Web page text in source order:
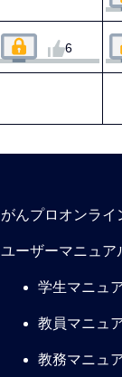
6
がんプロオンライ
ユーザーマニュア
学生マニュ
教員マニュ
教務マニュ